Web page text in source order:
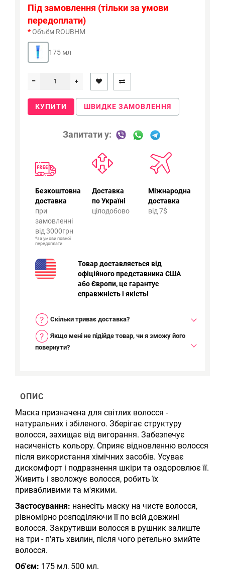
Під замовлення (тільки за умови
передоплати)
Объём ROUBHM
175 мл
КУПИТИ ШВИДКЕ ЗАМОВЛЕННЯ
Запитати у:
Безкоштовна
доставка
при
замовленні
від 3000грн
*за умови повної
передоплати
Доставка
по Україні
цілодобово
Міжнародна
доставка
від 7$
Товар доставляється від
офіційного представника США
або Європи, це гарантує
справжність і якість!
Скільки триває доставка?
Якщо мені не підійде товар, чи я зможу його
повернути?
ОПИС
Маска призначена для світлих волосся -
натуральних і збіленого. Зберігає структуру
волосся, захищає від вигорання. Забезпечує
насиченість кольору. Сприяє відновленню волосся
після використання хімічних засобів. Усуває
дискомфорт і подразнення шкіри та оздоровлює її.
Живить і зволожує волосся, робить їх
привабливими та м'якими.
Застосування: нанесіть маску на чисте волосся,
рівномірно розподіляючи її по всій довжині
волосся. Закрутивши волосся в рушник залиште
на три - п'ять хвилин, після чого ретельно змийте
волосся.
Об'єм: 175 мл, 500 мл.